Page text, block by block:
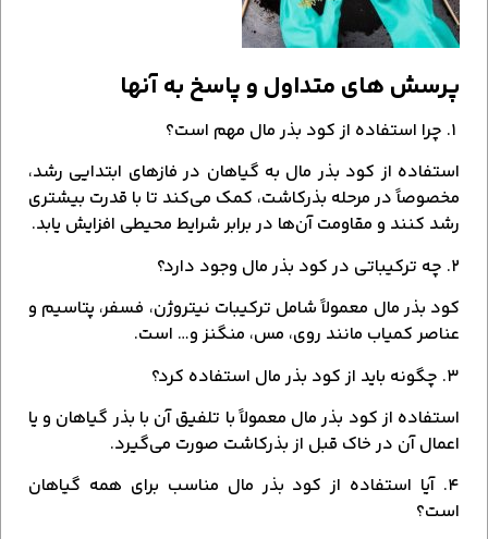
پرسش‌ های متداول و پاسخ به آنها
استفاده از کود بذر مال به گیاهان در فازهای ابتدایی رشد،
مخصوصاً در مرحله بذرکاشت، کمک می‌کند تا با قدرت بیشتری
رشد کنند و مقاومت آن‌ها در برابر شرایط محیطی افزایش یابد.
۲. چه ترکیباتی در کود بذر مال وجود دارد؟
کود بذر مال معمولاً شامل ترکیبات نیتروژن، فسفر، پتاسیم و
عناصر کمیاب مانند روی، مس، منگنز و… است.
۳. چگونه باید از کود بذر مال استفاده کرد؟
استفاده از کود بذر مال معمولاً با تلفیق آن با بذر گیاهان و یا
اعمال آن در خاک قبل از بذرکاشت صورت می‌گیرد.
۴. آیا استفاده از کود بذر مال مناسب برای همه گیاهان
است؟